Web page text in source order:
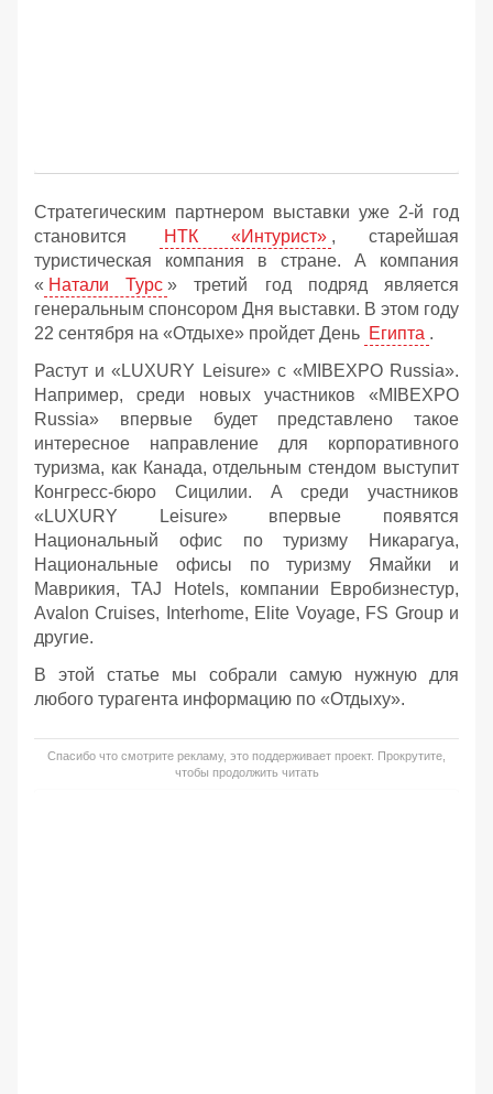
Стратегическим партнером выставки уже 2-й год
становится
НТК «Интурист» , старейшая
туристическая компания в стране. А компания
« Натали Турс » третий год подряд является
генеральным спонсором Дня выставки. В этом году
22 сентября на «Отдыхе» пройдет День Египта .
Растут и «LUXURY Leisure» с «MIBEXPO Russia».
Например, среди новых участников «MIBEXPO
Russia» впервые будет представлено такое
интересное направление для корпоративного
туризма, как Канада, отдельным стендом выступит
Конгресс-бюро Сицилии. А среди участников
«LUXURY Leisure» впервые появятся
Национальный офис по туризму Никарагуа,
Национальные офисы по туризму Ямайки и
Маврикия, TAJ Hotels, компании Евробизнестур,
Avalon Cruises, Interhome, Elite Voyage, FS Group и
другие.
В этой статье мы собрали самую нужную для
любого турагента информацию по «Отдыху».
Спасибо что смотрите рекламу, это поддерживает проект. Прокрутите,
чтобы продолжить читать